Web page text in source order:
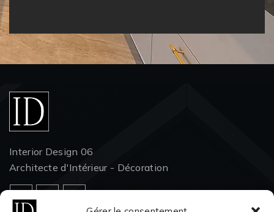
Interior Design 06
Architecte d'Intérieur - Décoration